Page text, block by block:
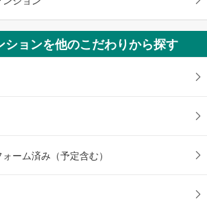
ションを他のこだわりから探す
ーム済み（予定含む）